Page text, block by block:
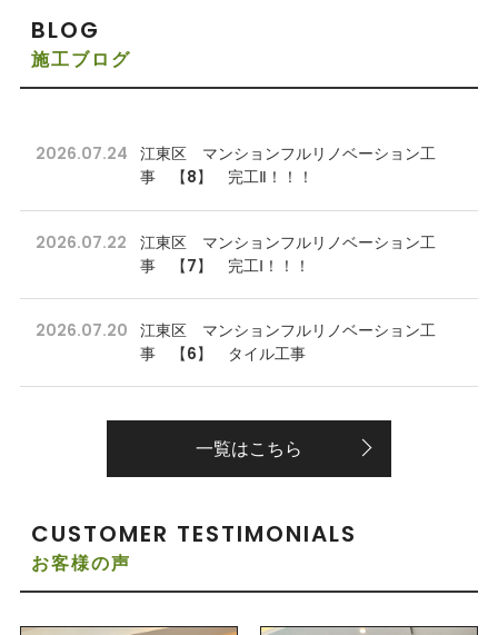
BLOG
施工ブログ
2026.07.24
江東区 マンションフルリノベーション工
事 【8】 完工Ⅱ！！！
2026.07.22
江東区 マンションフルリノベーション工
事 【7】 完工Ⅰ！！！
2026.07.20
江東区 マンションフルリノベーション工
事 【6】 タイル工事
一覧はこちら
CUSTOMER TESTIMONIALS
お客様の声